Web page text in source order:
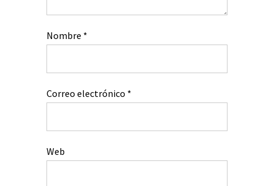
Nombre *
Correo electrónico *
Web